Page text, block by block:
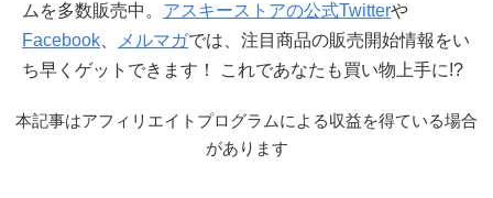
ムを多数販売中。 アスキーストアの公式Twitterや
Facebook
メルマガでは、注目商品の販売開始情報をい
ち早くゲットできます！ これであなたも買い物上手に!?
本記事はアフィリエイトプログラムによる収益を得ている場合
があります